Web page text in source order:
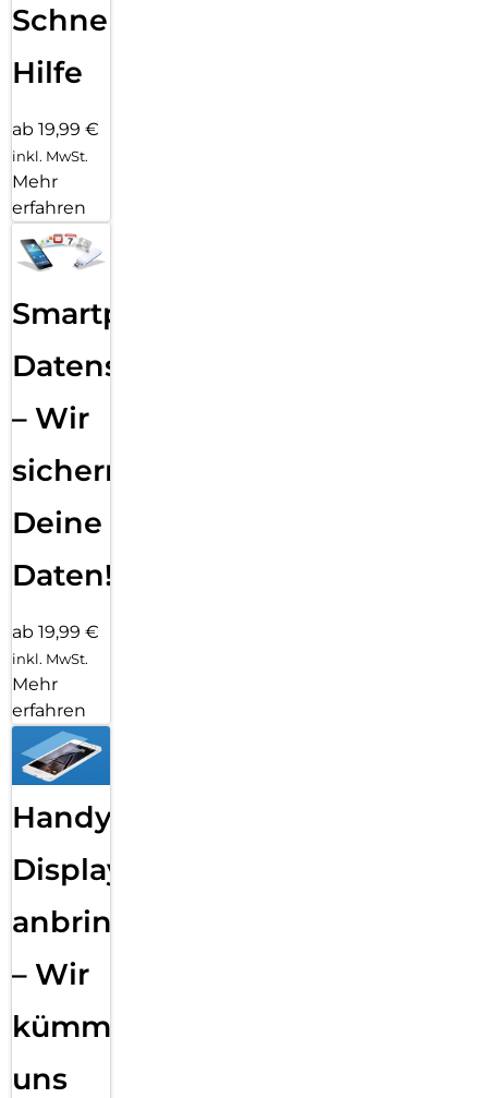
Schnelle
Hilfe
ab 19,99 €
inkl. MwSt.
Mehr
erfahren
Smartphone
Datensicherung
– Wir
sichern
Deine
Daten!
ab 19,99 €
inkl. MwSt.
Mehr
erfahren
Handy
Displayfolie
anbringen
– Wir
kümmern
uns